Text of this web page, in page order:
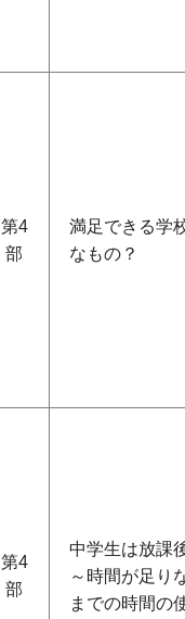
第4
部
満足できる学
なもの？
第4
部
中学生は放課
～時間が足り
までの時間の